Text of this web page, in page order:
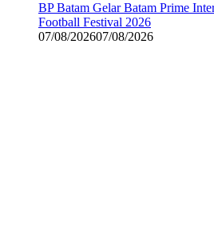
BP Batam Gelar Batam Prime
Football Festival 2026
07/08/202607/08/2026